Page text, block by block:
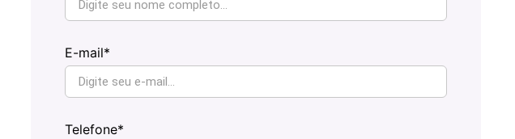
E-mail*
Telefone*